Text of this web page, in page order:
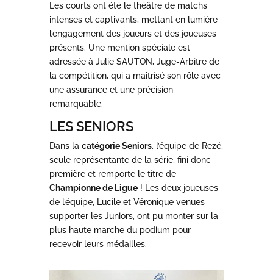
Les courts ont été le théâtre de matchs
intenses et captivants, mettant en lumière
l’engagement des joueurs et des joueuses
présents. Une mention spéciale est
adressée à Julie SAUTON, Juge-Arbitre de
la compétition, qui a maîtrisé son rôle avec
une assurance et une précision
remarquable.
LES SENIORS
Dans la catégorie Seniors, l’équipe de Rezé,
seule représentante de la série, fini donc
première et remporte le titre de
Championne de Ligue! Les deux joueuses
de l’équipe, Lucile et Véronique venues
supporter les Juniors, ont pu monter sur la
plus haute marche du podium pour
recevoir leurs médailles.